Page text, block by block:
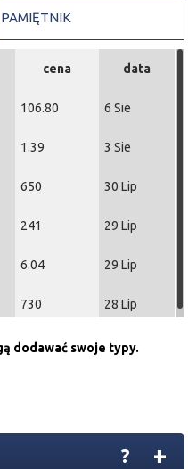
PAMIĘTNIK
cena data
106.80 6 Sie
1.39 3 Sie
650 30 Lip
241 29 Lip
6.04 29 Lip
730 28 Lip
dodawać swoje typy.
+
?